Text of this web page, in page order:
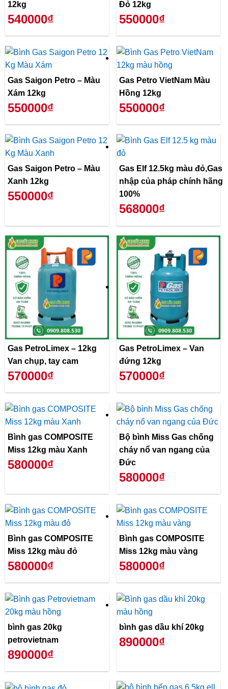
12kg
540000₫
Đỏ 12kg
550000₫
Gas Saigon Petro – Màu
Xám 12kg
550000₫
Gas Petro VietNam Màu
Hồng 12kg
550000₫
Gas Saigon Petro – Màu
Xanh 12kg
550000₫
Gas Elf 12.5kg màu đỏ,Gas
nhập của pháp chính hãng
100%
568000₫
Gas PetroLimex – 12kg
Van chụp, tay cam
570000₫
Gas PetroLimex – Van
đứng 12kg
570000₫
Bình gas COMPOSITE
Miss 12kg màu Xanh
580000₫
Bộ bình Miss Gas chống
cháy nổ van ngang của
Đức
580000₫
Bình gas COMPOSITE
Miss 12kg màu đỏ
580000₫
Bình gas COMPOSITE
Miss 12kg màu vàng
580000₫
bình gas 20kg
petrovietnam
890000₫
bình gas dầu khí 20kg
890000₫